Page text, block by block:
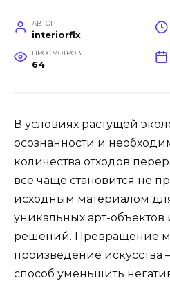
АВТОР
interiorfix
ПРОСМОТРОВ
64
В условиях растущей
осознанности и
количества отходов
всё чаще становится не
исходным материалом
уникальных арт-
решений. Превращение
произведение искусства
способ уменьшить